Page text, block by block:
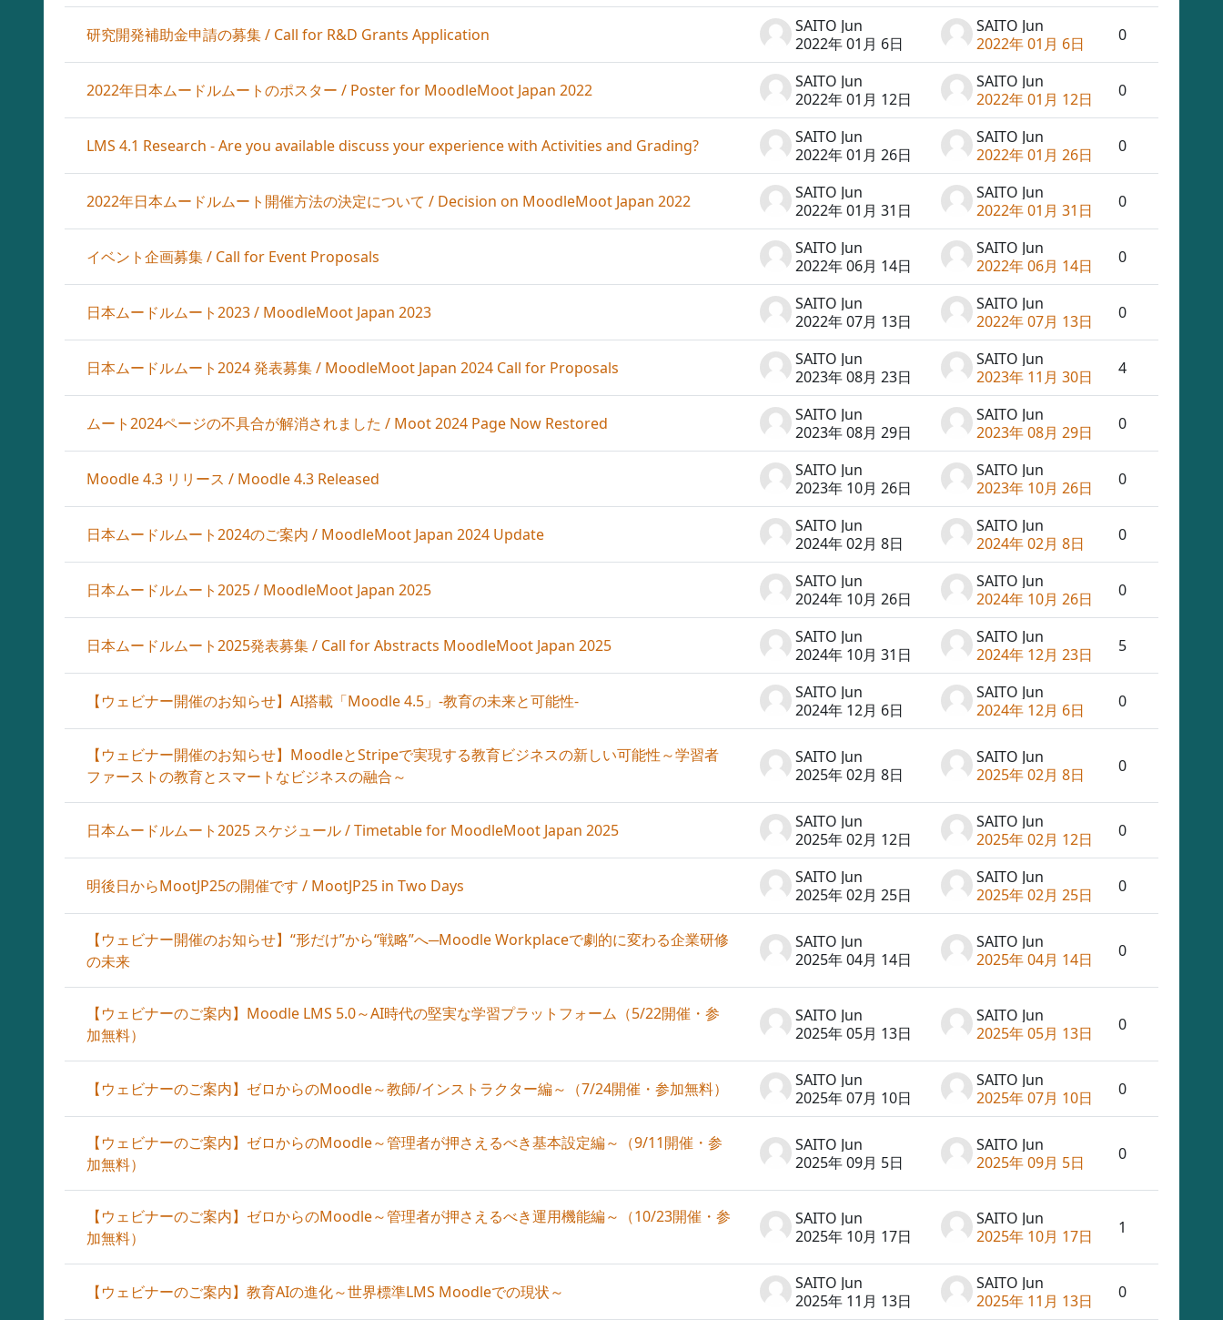
研究開発補助金申請の募集 / Call for R&D Grants Application
SAITO Jun
2022年 01月 6日
SAITO Jun
2022年 01月 6日
0
2022年日本ムードルムートのポスター / Poster for MoodleMoot Japan 2022
SAITO Jun
2022年 01月 12日
SAITO Jun
2022年 01月 12日
0
LMS 4.1 Research - Are you available discuss your experience with Activities and Grading?
SAITO Jun
2022年 01月 26日
SAITO Jun
2022年 01月 26日
0
2022年日本ムードルムート開催方法の決定について / Decision on MoodleMoot Japan 2022
SAITO Jun
2022年 01月 31日
SAITO Jun
2022年 01月 31日
0
イベント企画募集 / Call for Event Proposals
SAITO Jun
2022年 06月 14日
SAITO Jun
2022年 06月 14日
0
日本ムードルムート2023 / MoodleMoot Japan 2023
SAITO Jun
2022年 07月 13日
SAITO Jun
2022年 07月 13日
0
日本ムードルムート2024 発表募集 / MoodleMoot Japan 2024 Call for Proposals
SAITO Jun
2023年 08月 23日
SAITO Jun
2023年 11月 30日
4
ムート2024ページの不具合が解消されました / Moot 2024 Page Now Restored
SAITO Jun
2023年 08月 29日
SAITO Jun
2023年 08月 29日
0
Moodle 4.3 リリース / Moodle 4.3 Released
SAITO Jun
2023年 10月 26日
SAITO Jun
2023年 10月 26日
0
日本ムードルムート2024のご案内 / MoodleMoot Japan 2024 Update
SAITO Jun
2024年 02月 8日
SAITO Jun
2024年 02月 8日
0
日本ムードルムート2025 / MoodleMoot Japan 2025
SAITO Jun
2024年 10月 26日
SAITO Jun
2024年 10月 26日
0
日本ムードルムート2025発表募集 / Call for Abstracts MoodleMoot Japan 2025
SAITO Jun
2024年 10月 31日
SAITO Jun
2024年 12月 23日
5
【ウェビナー開催のお知らせ】AI搭載「Moodle 4.5」-教育の未来と可能性-
SAITO Jun
2024年 12月 6日
SAITO Jun
2024年 12月 6日
0
【ウェビナー開催のお知らせ】MoodleとStripeで実現する教育ビジネスの新しい可能性～学習者
ファーストの教育とスマートなビジネスの融合～
SAITO Jun
2025年 02月 8日
SAITO Jun
2025年 02月 8日
0
日本ムードルムート2025 スケジュール / Timetable for MoodleMoot Japan 2025
SAITO Jun
2025年 02月 12日
SAITO Jun
2025年 02月 12日
0
明後日からMootJP25の開催です / MootJP25 in Two Days
SAITO Jun
2025年 02月 25日
SAITO Jun
2025年 02月 25日
0
【ウェビナー開催のお知らせ】“形だけ”から“戦略”へ─Moodle Workplaceで劇的に変わる企業研修
の未来
SAITO Jun
2025年 04月 14日
SAITO Jun
2025年 04月 14日
0
【ウェビナーのご案内】Moodle LMS 5.0～AI時代の堅実な学習プラットフォーム（5/22開催・参
加無料）
SAITO Jun
2025年 05月 13日
SAITO Jun
2025年 05月 13日
0
【ウェビナーのご案内】ゼロからのMoodle～教師/インストラクター編～（7/24開催・参加無料）
SAITO Jun
2025年 07月 10日
SAITO Jun
2025年 07月 10日
0
【ウェビナーのご案内】ゼロからのMoodle～管理者が押さえるべき基本設定編～（9/11開催・参
加無料）
SAITO Jun
2025年 09月 5日
SAITO Jun
2025年 09月 5日
0
【ウェビナーのご案内】ゼロからのMoodle～管理者が押さえるべき運用機能編～（10/23開催・参
加無料）
SAITO Jun
2025年 10月 17日
SAITO Jun
2025年 10月 17日
1
【ウェビナーのご案内】教育AIの進化～世界標準LMS Moodleでの現状～
SAITO Jun
2025年 11月 13日
SAITO Jun
2025年 11月 13日
0